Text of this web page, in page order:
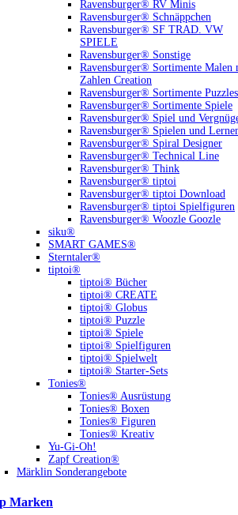
Ravensburger® RV Minis
Ravensburger® Schnäppchen
Ravensburger® SF TRAD. VW
SPIELE
Ravensburger® Sonstige
Ravensburger® Sortimente Malen
Zahlen Creation
Ravensburger® Sortimente Puzzles
Ravensburger® Sortimente Spiele
Ravensburger® Spiel und
Ravensburger® Spielen und
Ravensburger® Spiral Designer
Ravensburger® Technical Line
Ravensburger® Think
Ravensburger® tiptoi
Ravensburger® tiptoi Download
Ravensburger® tiptoi Spielfiguren
Ravensburger® Woozle Goozle
siku®
SMART GAMES®
Sterntaler®
tiptoi®
tiptoi® Bücher
tiptoi® CREATE
tiptoi® Globus
tiptoi® Puzzle
tiptoi® Spiele
tiptoi® Spielfiguren
tiptoi® Spielwelt
tiptoi® Starter-Sets
Tonies®
Tonies® Ausrüstung
Tonies® Boxen
Tonies® Figuren
Tonies® Kreativ
Yu-Gi-Oh!
Zapf Creation®
Märklin Sonderangebote
Marken